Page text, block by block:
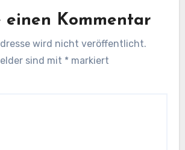
einen Kommentar
wird nicht veröffentlicht.
sind mit * markiert